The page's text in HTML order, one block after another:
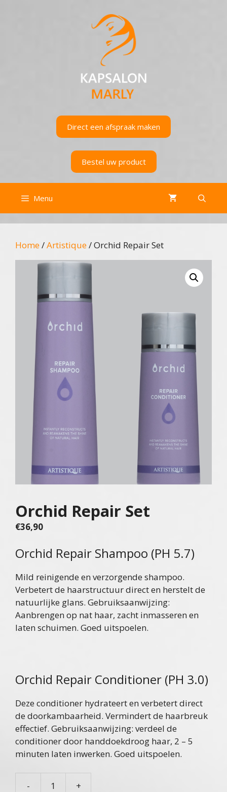
Direct een afspraak maken
Bestel uw product
Menu
Home/Artistique/ Orchid Repair Set
Orchid Repair Set
€36,90
Orchid Repair Shampoo (PH 5.7)
Mild reinigende en verzorgende shampoo.
Verbetert de haarstructuur direct en herstelt de
natuurlijke glans. Gebruiksaanwijzing:
Aanbrengen op nat haar, zacht inmasseren en
laten schuimen. Goed uitspoelen.
Orchid Repair Conditioner (PH 3.0)
Deze conditioner hydrateert en verbetert direct
de doorkambaarheid. Vermindert de haarbreuk
effectief. Gebruiksaanwijzing: verdeel de
conditioner door handdoekdroog haar, 2 – 5
minuten laten inwerken. Goed uitspoelen.
- +